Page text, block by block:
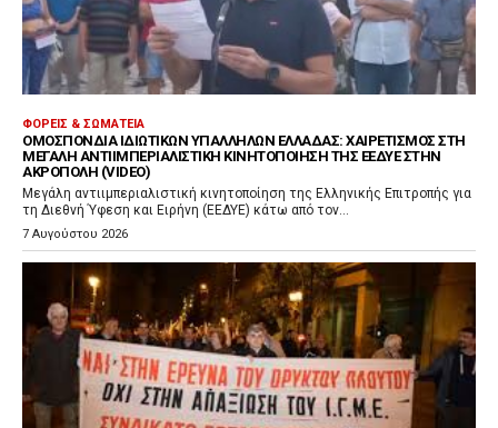
ΦΟΡΕΊΣ & ΣΩΜΑΤΕΊΑ
ΟΜΟΣΠΟΝΔΊΑ ΙΔΙΩΤΙΚΏΝ ΥΠΑΛΛΉΛΩΝ ΕΛΛΆΔΑΣ: ΧΑΙΡΕΤΙΣΜΌΣ ΣΤΗ
ΜΕΓΆΛΗ ΑΝΤΙΙΜΠΕΡΙΑΛΙΣΤΙΚΉ ΚΙΝΗΤΟΠΟΊΗΣΗ ΤΗΣ ΕΕΔΥΕ ΣΤΗΝ
ΑΚΡΌΠΟΛΗ (VIDEO)
Μεγάλη αντιιμπεριαλιστική κινητοποίηση της Ελληνικής Επιτροπής για
τη Διεθνή Ύφεση και Ειρήνη (ΕΕΔΥΕ) κάτω από τον...
7 Αυγούστου 2026